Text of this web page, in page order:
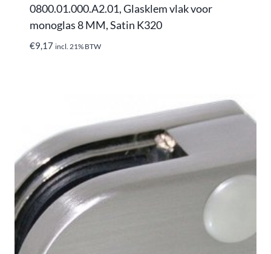
0800.01.000.A2.01, Glasklem vlak voor
monoglas 8 MM, Satin K320
€9,17 incl. 21% BTW